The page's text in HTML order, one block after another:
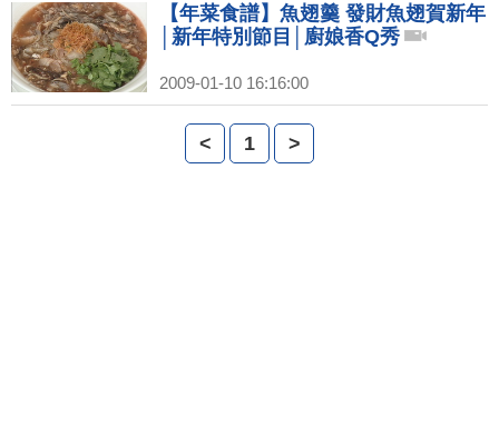
【年菜食譜】魚翅羹 發財魚翅賀新年
│新年特別節目│廚娘香Q秀
2009-01-10 16:16:00
< 1 >